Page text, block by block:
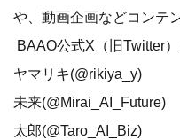
や、動画企画などコンテ
BAAO公式X（旧Twitter
ヤマリキ(@rikiya_y)
未来(@Mirai_AI_Future)
太郎(@Taro_AI_Biz)